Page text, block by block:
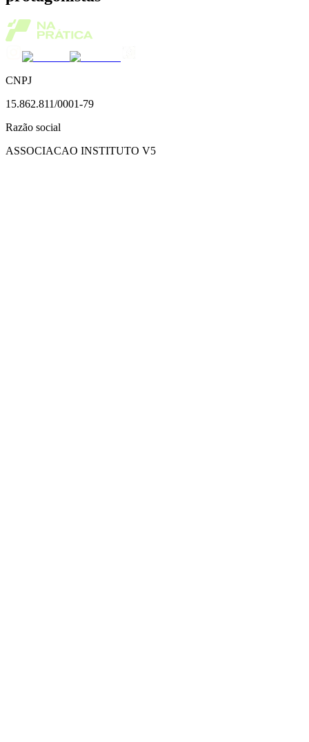
CNPJ
15.862.811/0001-79
Razão social
ASSOCIACAO INSTITUTO V5